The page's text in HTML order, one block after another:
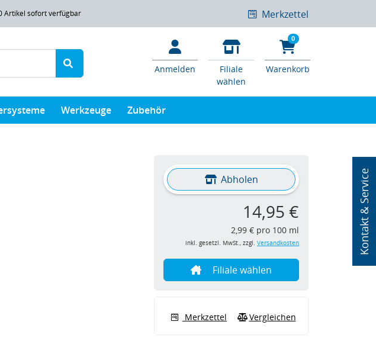
Kontakt & Service
Artikel sofort verfügbar Merkzettel
Anmelden
Filiale
wählen
0
Warenkorb
Werkzeuge Zubehör
Abholen
14,95 €
2,99 € pro 100 ml
inkl. gesetzl. MwSt., zzgl. Versandkosten
Filiale wählen
Merkzettel Vergleichen